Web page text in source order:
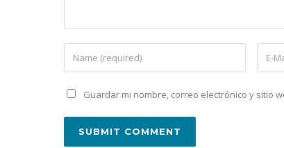
Guardar mi nombre, correo electrónico y sitio